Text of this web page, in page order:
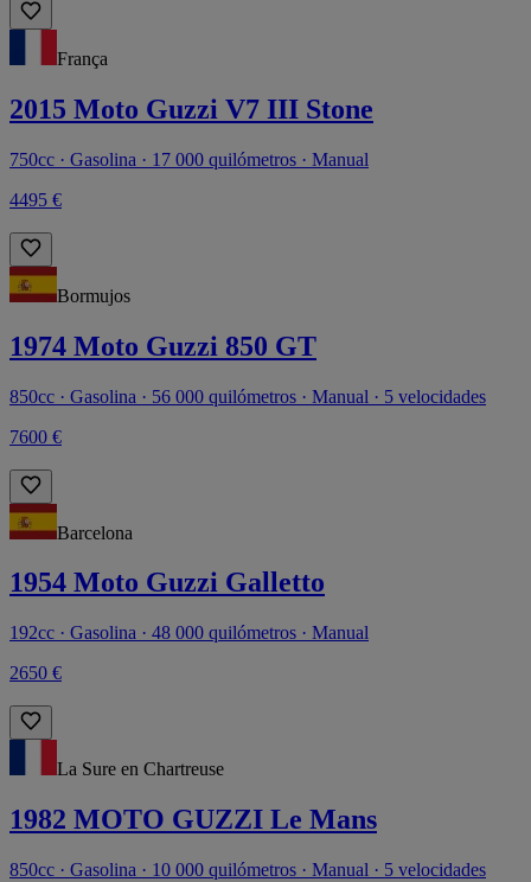
França
2015 Moto Guzzi V7 III Stone
750cc · Gasolina · 17 000 quilómetros · Manual
4495 €
Bormujos
1974 Moto Guzzi 850 GT
850cc · Gasolina · 56 000 quilómetros · Manual · 5 velocidades
7600 €
Barcelona
1954 Moto Guzzi Galletto
192cc · Gasolina · 48 000 quilómetros · Manual
2650 €
La Sure en Chartreuse
1982 MOTO GUZZI Le Mans
850cc · Gasolina · 10 000 quilómetros · Manual · 5 velocidades